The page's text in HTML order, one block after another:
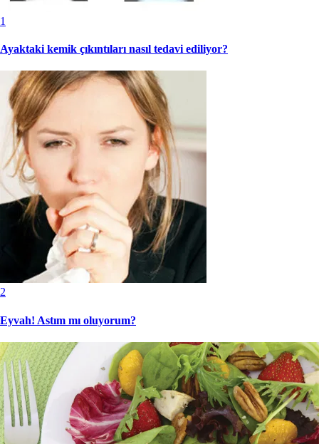
1
Ayaktaki kemik çıkıntıları nasıl tedavi ediliyor?
2
Eyvah! Astım mı oluyorum?